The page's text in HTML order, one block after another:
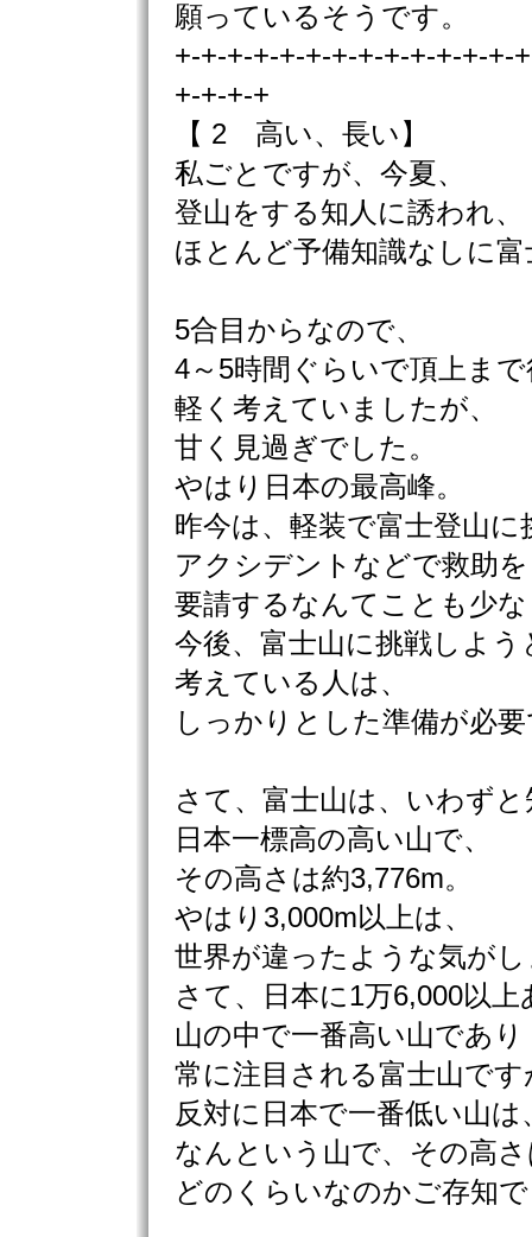
願っているそうです。
+-+-+-+-+-+-+-+-+-+-+-+-+-
+-+-+-+
【 2 高い、長い】
私ごとですが、今夏、
登山をする知人に誘われ、
ほとんど予備知識なしに
5合目からなので、
4～5時間ぐらいで頂上ま
軽く考えていましたが、
甘く見過ぎでした。
やはり日本の最高峰。
昨今は、軽装で富士登山に
アクシデントなどで救助を
要請するなんてことも少
今後、富士山に挑戦しよう
考えている人は、
しっかりとした準備が必
さて、富士山は、いわず
日本一標高の高い山で、
その高さは約3,776m。
やはり3,000m以上は、
世界が違ったような気が
さて、日本に1万6,000以
山の中で一番高い山であり
常に注目される富士山です
反対に日本で一番低い山は
なんという山で、その高
どのくらいなのかご存知